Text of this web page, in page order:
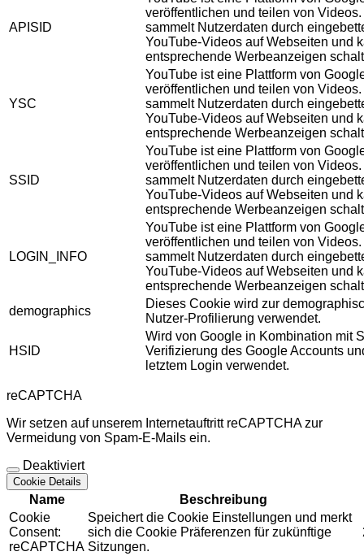
APISID
veröffentlichen und teilen von
sammelt Nutzerdaten durch
YouTube-Videos auf Webseiten und
entsprechende Werbeanzeigen
YSC
YouTube ist eine Plattform von
veröffentlichen und teilen von
sammelt Nutzerdaten durch
YouTube-Videos auf Webseiten und
entsprechende Werbeanzeigen
SSID
YouTube ist eine Plattform von
veröffentlichen und teilen von
sammelt Nutzerdaten durch
YouTube-Videos auf Webseiten und
entsprechende Werbeanzeigen
LOGIN_INFO
YouTube ist eine Plattform von
veröffentlichen und teilen von
sammelt Nutzerdaten durch
YouTube-Videos auf Webseiten und
entsprechende Werbeanzeigen
demographics
Dieses Cookie wird zur
Nutzer-Profilierung verwendet.
HSID
Wird von Google in Kombination mit
Verifizierung des Google Accounts
letztem Login verwendet.
reCAPTCHA
Wir setzen auf unserem Internetauftritt reCAPTCHA zur
Vermeidung von Spam-E-Mails ein.
Deaktiviert
Cookie Details
Name
Beschreibung
Cookie
Consent:
reCAPTCHA
Speichert die Cookie Einstellungen und merkt
sich die Cookie Präferenzen für zukünftige
Sitzungen.